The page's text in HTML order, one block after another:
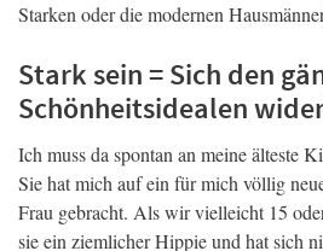
Starken oder die modernen
Stark sein = Sich den
Schönheitsidealen
Ich muss da spontan an meine älteste
Sie hat mich auf ein für mich völlig
Frau gebracht. Als wir vielleicht 15
sie ein ziemlicher Hippie und hat sich